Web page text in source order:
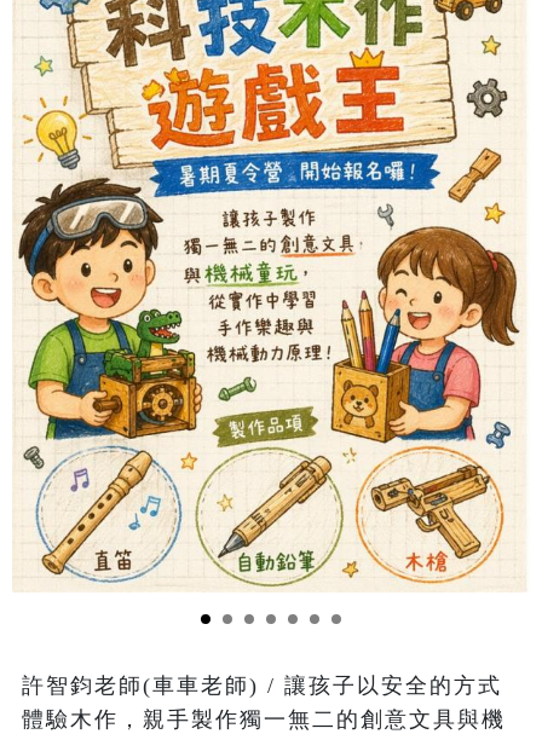
許智鈞老師(車車老師) / 讓孩子以安全的方式
體驗木作，親手製作獨一無二的創意文具與機